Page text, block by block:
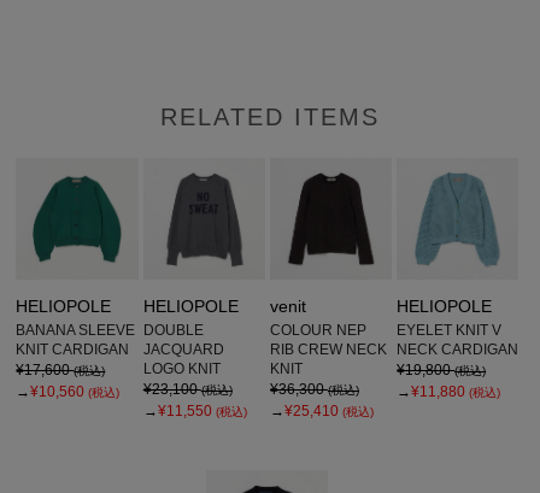
RELATED ITEMS
HELIOPOLE
BANANA SLEEVE
KNIT CARDIGAN
¥17,600(税込)
→¥10,560(税込)
HELIOPOLE
DOUBLE
JACQUARD
LOGO KNIT
¥23,100(税込)
→¥11,550 (税込)
venit
COLOUR NEP
RIB CREW NECK
KNIT
¥36,300(税込)
→¥25,410 (税込)
HELIOPOLE
EYELET KNIT V
NECK CARDIGAN
¥19,800(税込)
→¥11,880(税込)